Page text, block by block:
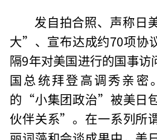
发自拍合照、声称日
大”、宣布达成约70项
隔9年对美国进行的国事访
国总统拜登高调秀亲密
的“小集团政治”被美日
伙伴关系”。在一系列